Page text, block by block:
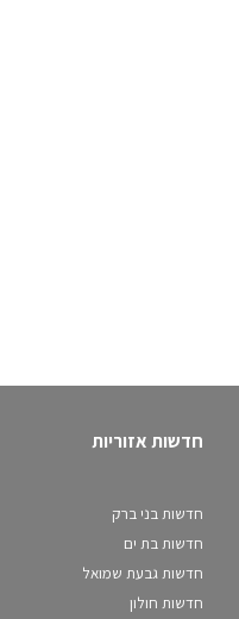
חדשות אזוריות
חדשות בני ברק
חדשות בת ים
חדשות גבעת שמואל
חדשות חולון